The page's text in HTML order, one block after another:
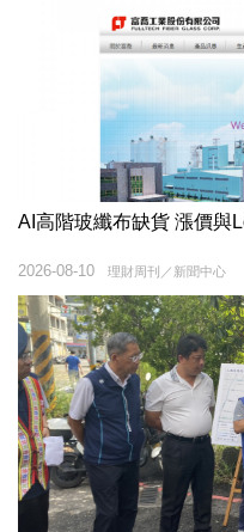
AI高階玻纖布缺貨 漲價與
理財周刊／新聞中心
2026-08-10